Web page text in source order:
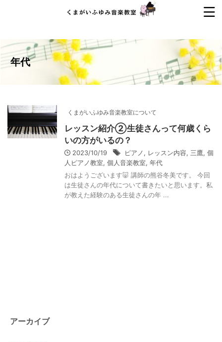
年代
くまがいふゆみ音楽教室について
レッスン紹介②生徒さんって何歳くら
いの方がいるの？
2023/10/19 ピアノ, レッスン内容, 三鷹, 個
人ピアノ教室, 個人音楽教室, 年代
おはようございます🐷 講師の熊谷冬美です。 今回
は生徒さんの年代について書きたいと思います。私
が教えた経験のある生徒さんの年 ...
アーカイブ